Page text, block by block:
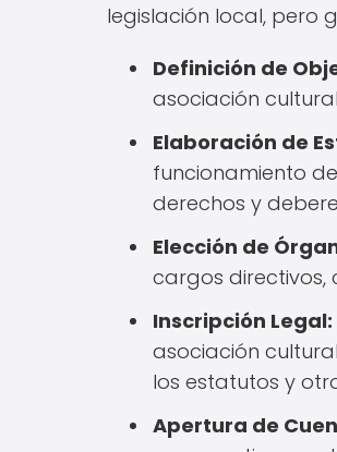
legislación local, pero
Definición de
asociación
Elaboración de
funcionamiento
derechos y
Elección de
cargos directivos,
Inscripción Legal:
asociación
los estatutos y
Apertura de